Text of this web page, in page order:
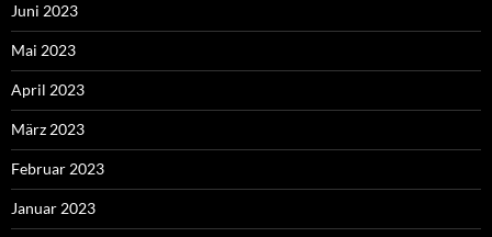
Juni 2023
Mai 2023
April 2023
März 2023
Februar 2023
Januar 2023